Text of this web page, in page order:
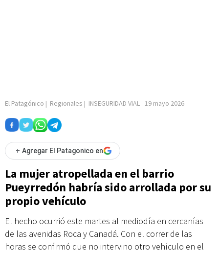
El Patagónico | Regionales | INSEGURIDAD VIAL- 19 mayo 2026
+ Agregar El Patagonico en
La mujer atropellada en el barrio
Pueyrredón habría sido arrollada por su
propio vehículo
El hecho ocurrió este martes al mediodía en cercanías
de las avenidas Roca y Canadá. Con el correr de las
horas se confirmó que no intervino otro vehículo en el